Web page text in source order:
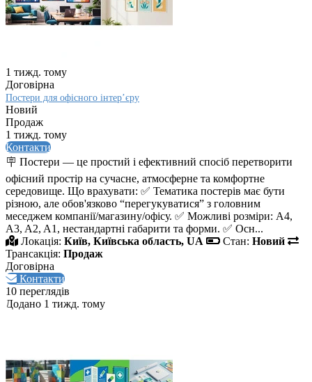
1 тижд. тому
Договірна
Постери для офісного інтер’єру
Новий
Продаж
1 тижд. тому
Контакти
🪧 Постери — це простий і ефективний спосіб перетворити
офісний простір на сучасне, атмосферне та комфортне
середовище. Що врахувати: ✅ Тематика постерів має бути
різною, але обов'язково “перегукуватися” з головним
меседжем компанії/магазину/офісу. ✅ Можливі розміри: A4,
A3, A2, A1, нестандартні габарити та форми. ✅ Осн...
Локація: Київ, Київська область, UA Стан: Новий
Трансакція: Продаж
Договірна
Контакти
10 переглядів
Додано 1 тижд. тому